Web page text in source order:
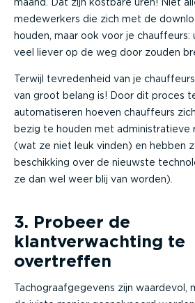
medewerkers die zich met de
houden, maar ook voor je chauffeurs:
veel liever op de weg door zouden
Terwijl tevredenheid van je
van groot belang is! Door dit proces
automatiseren hoeven chauffeurs
bezig te houden met administratieve
(wat ze niet leuk vinden) en hebben
beschikking over de nieuwste
ze dan wel weer blij van worden).
3. Probeer de
klantverwachting te
overtreffen
Tachograafgegevens zijn waardevol,